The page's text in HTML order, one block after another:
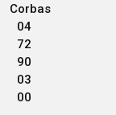
Corbas
04
72
90
03
00